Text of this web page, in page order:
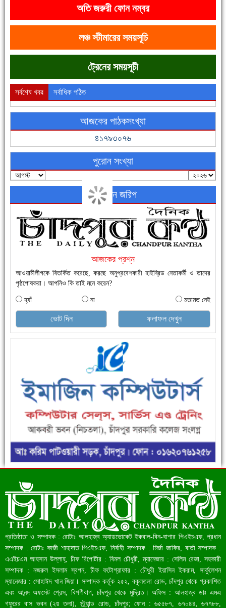
দেশে রাস্তাঘাটসহ অনেক কিছুই হয়েছে, বাড়েনি কর্মসংস্থান
ফরিদগঞ্জের ভূমিহীন ২০ পরিবার আজ নিজের পাকা ঘরে উঠছে
নতুনবাজার ফাঁড়ি পুলিশের অভিযানে ৪০ পিচ ইয়াবাসহ ১ জন গ্রেফতার
ফরিদগঞ্জে ড্রেন ও সড়ক নির্মাণে ধীরগতি জনদুর্ভোগ চরমে
রেকর্ড ৪৫.৪৬ বিলিয়ন ডলারের রিজার্ভ
অতি জরুরী ফোন নম্বর
লঞ্চ স্টীমারের সময়সূচি
ট্রেনের সময়সূচী
সর্বশেষ খবর সর্বাধিক পঠিত
আজকের পাঠকসংখ্যা
৪১৭৯৩০৭৬
পুরোন সংখ্যা
অনলাইন জরিপ
আজকের প্রশ্ন
আওয়ামীলীগকে বিতর্কিত করেছে, করছে অনুপ্রবেশকারী হাইব্রিড নেতাকর্মী ও তাদের
পৃষ্ঠপোষকরা। আপনিও কি তাই মনে করেন?
হ্যাঁ না মতামত নেই
ভোট দিন ফলাফল দেখুন
প্রতিষ্ঠাতা ও সম্পাদক : রোটাঃ আলহাজ্ব অ্যাডভোকেট ইকবাল-বিন-বাশার পিএইচএফ, প্রধান
সম্পাদক : রোটাঃ কাজী শাহাদাত পিএইচএফ, নির্বাহী সম্পাদক : মির্জা জাকির, বার্তা সম্পাদক :
এএইচএম আহসান উল্লাহ্, চীফ রিপোর্টার : বিমল চৌধুরী, ম্যানেজার : সেলিম রেজা, সহকারী
সম্পাদক : নজরুল ইসলাম স্বপন, চীফ ফটোগ্রাফার : চৌধুরী ইয়াসিন ইকরাম, সার্কুলেশন
ম্যানেজার : সোহাঈদ খান জিয়া। সম্পাদক কর্তৃক ২৫২, বকুলতলা রোড, চাঁদপুর থেকে প্রকাশিত
এবং আনন্দ অফসেট প্রেস, বিপণীবাগ, চাঁদপুর থেকে মুদ্রিত। অফিস : আলহাজ্ব ডাঃ এমএ
গফুরের বাস ভবন (২য় তলা), স্ট্র্যান্ড রোড, চাঁদপুর; ফোন : ৬৫৫৮৭, ৬৭০৪৪, ৬৭৭৮৮,